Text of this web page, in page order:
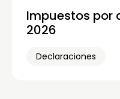
Impuestos por
2026
Declaraciones